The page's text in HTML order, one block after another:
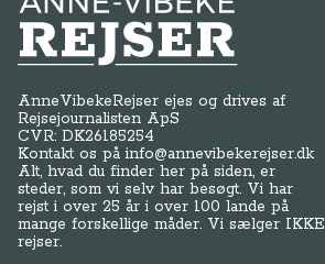
Anne-Vibeke Rejser
AnneVibekeRejser ejes og drives af
Rejsejournalisten ApS
CVR: DK26185254
Kontakt os påinfo@annevibekerejser.dk
Alt, hvad du finder her på siden, er
steder, som vi selv har besøgt. Vi har
rejst i over 25 år i over 100 lande på
mange forskellige måder. Vi sælger IKKE
rejser.